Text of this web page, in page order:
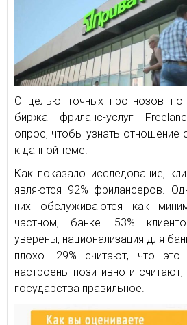
С целью точных прогнозов
биржа фриланс-услуг
опрос, чтобы узнать отношение
к данной теме.
Как показало исследование,
являются 92% фрилансеров.
них обслуживаются как
частном, банке. 53%
уверены, национализация для
плохо. 29% считают, что
настроены позитивно и
государства правильное.